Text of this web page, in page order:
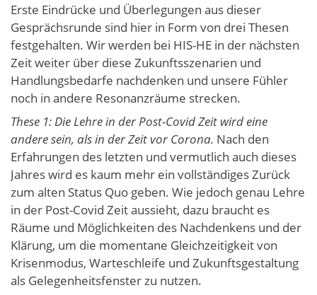
Erste Eindrücke und Überlegungen aus dieser
Gesprächsrunde sind hier in Form von drei Thesen
festgehalten. Wir werden bei HIS-HE in der nächsten
Zeit weiter über diese Zukunftsszenarien und
Handlungsbedarfe nachdenken und unsere Fühler
noch in andere Resonanzräume strecken.
These 1: Die Lehre in der Post-Covid Zeit wird eine
andere sein, als in der Zeit vor Corona. Nach den
Erfahrungen des letzten und vermutlich auch dieses
Jahres wird es kaum mehr ein vollständiges Zurück
zum alten Status Quo geben. Wie jedoch genau Lehre
in der Post-Covid Zeit aussieht, dazu braucht es
Räume und Möglichkeiten des Nachdenkens und der
Klärung, um die momentane Gleichzeitigkeit von
Krisenmodus, Warteschleife und Zukunftsgestaltung
als Gelegenheitsfenster zu nutzen.